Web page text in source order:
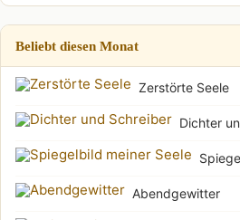
Beliebt diesen Monat
Zerstörte Seele
Dichter
Abendgewitter